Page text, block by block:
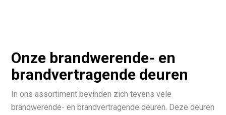
Onze brandwerende- en
brandvertragende deuren
In ons assortiment bevinden zich tevens vele
brandwerende- en brandvertragende deuren. Deze deuren